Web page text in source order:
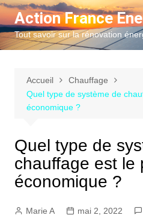
Aller
au
contenu
Action France
Tout savoir sur la rénovation
Accueil
Chauffage
Quel type de système de
économique ?
Quel type de
chauffage est le
économique ?
Marie A mai 2, 2022